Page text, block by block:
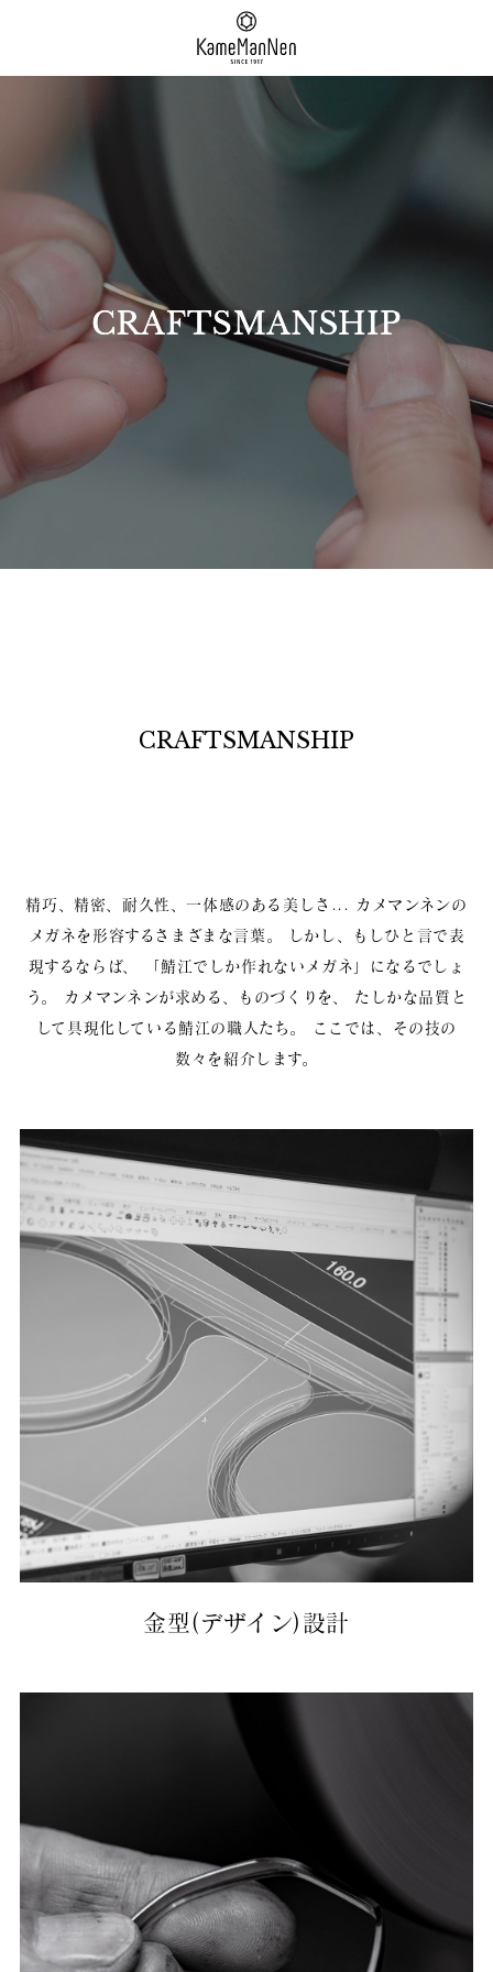
CRAFTSMANSHIP
精巧、精密、耐久性、一体感のある美しさ... カメマンネンの
メガネを形容するさまざまな言葉。
しかし、もしひと言で表
現するならば、
「鯖江でしか作れないメガネ」になるでしょ
う。
カメマンネンが求める、ものづくりを、
たしかな品質と
して具現化している鯖江の職人たち。
ここでは、その技の
数々を紹介します。
金型(デザイン)設計